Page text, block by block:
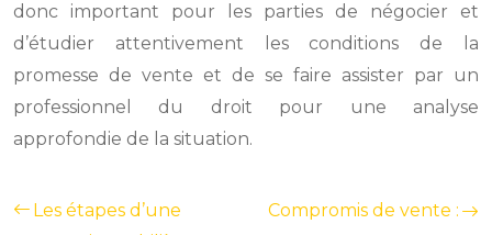
donc important pour les parties de négocier et
d’étudier attentivement les conditions de la
promesse de vente et de se faire assister par un
professionnel du droit pour une analyse
approfondie de la situation.
Les étapes d’une
Compromis de vente :